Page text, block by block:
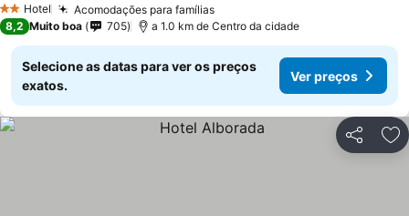
2 Estrelas
Hotel Acomodações para famíliasVer preços
8,2 Muito boa 705 a 1.0 km de Centro da cidade
Selecione as datas para ver os preços
exatos.
Ver preços
Partilhar